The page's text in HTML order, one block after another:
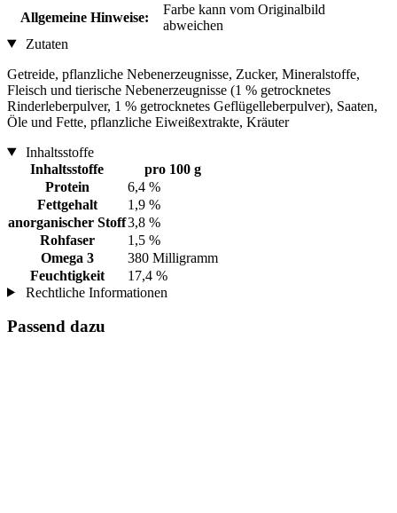
Allgemeine Hinweise:
Farbe kann vom Originalbild
abweichen
Zutaten
Getreide, pflanzliche Nebenerzeugnisse, Zucker, Mineralstoffe,
Fleisch und tierische Nebenerzeugnisse (1 % getrocknetes
Rinderleberpulver, 1 % getrocknetes Geflügelleberpulver), Saaten,
Öle und Fette, pflanzliche Eiweißextrakte, Kräuter
Inhaltsstoffe
Inhaltsstoffe
pro 100 g
Protein
6,4 %
Fettgehalt
1,9 %
anorganischer Stoff3,8 %
Rohfaser
1,5 %
Omega 3
380 Milligramm
Feuchtigkeit
17,4 %
Rechtliche Informationen
Passend dazu